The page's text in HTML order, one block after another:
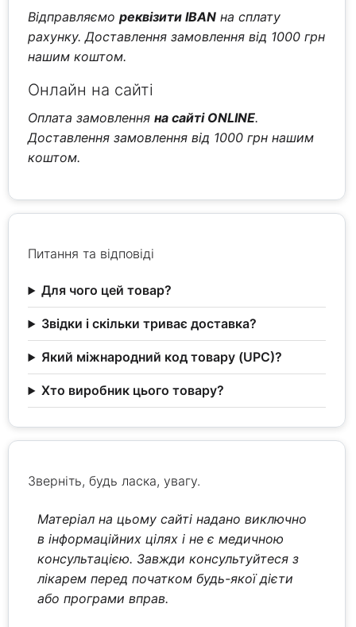
Відправляємореквізити IBAN на сплату
рахунку. Доставлення замовлення від 1000 грн
нашим коштом.
Онлайн на сайті
Оплата замовленняна сайті ONLINE.
Доставлення замовлення від 1000 грн нашим
коштом.
Питання та відповіді
Для чого цей товар?
Звідки і скільки триває доставка?
Який міжнародний код товару (UPC)?
Хто виробник цього товару?
Зверніть, будь ласка, увагу.
Матеріал на цьому сайті надано виключно
в інформаційних цілях і не є медичною
консультацією. Завжди консультуйтеся з
лікарем перед початком будь-якої дієти
або програми вправ.